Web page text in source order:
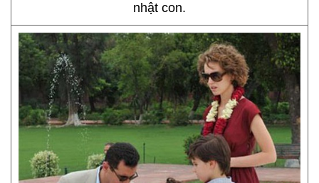
nhật con.